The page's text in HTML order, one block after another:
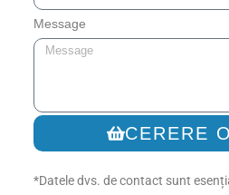
Message
CERERE
*Datele dvs. de contact sunt